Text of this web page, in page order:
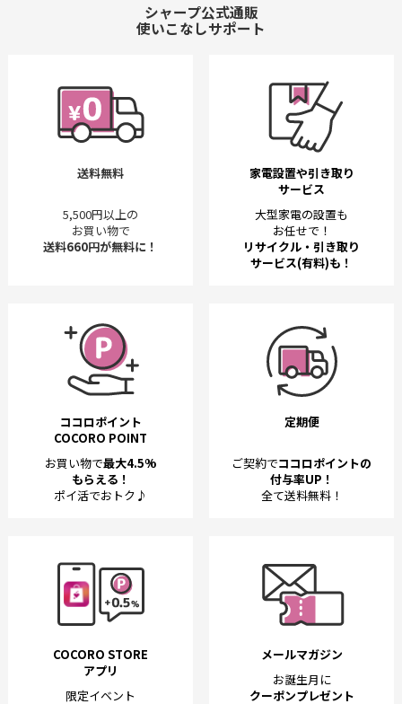
シャープ公式通販
使いこなしサポート
送料無料
5,500円以上の
お買い物で
送料660円が無料に！
家電設置や引き取り
サービス
大型家電の設置も
お任せで！
リサイクル・引き取り
サービス(有料)も！
ココロポイント
COCORO POINT
お買い物で最大4.5%
もらえる！
ポイ活でおトク♪
定期便
ご契約でココロポイントの
付与率UP！
全て送料無料！
COCORO STORE
アプリ
限定イベント
メールマガジン
お誕生月に
クーポンプレゼント